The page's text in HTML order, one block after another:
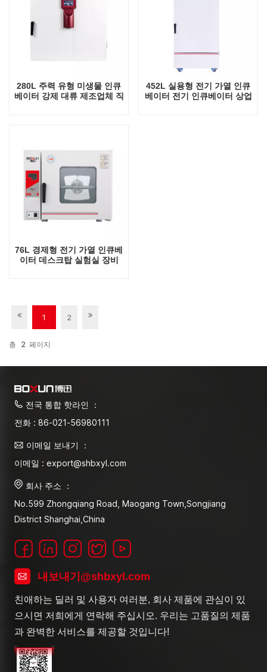
280L 주력 유형 미생물 인큐
베이터 강제 대류 제조업체 직
452L 실용형 전기 가열 인큐
베이터 전기 인큐베이터 상업
76L 경제형 전기 가열 인큐베
이터 데스크탑 실험실 장비
1 2
총 2 페이지
전국 통합 핫라인 ：
전화 : 86-021-56980111
이메일 보내기 ：
이메일 : export@shbxyl.com
회사 주소 ：
No.599 Zhongqiang Road, Maogang Town,Songjiang
District Shanghai,China
내보내기@shbxyl.com
친애하는 딜러 및 사용자 여러분, 회사 제품에 관심이 있
으시면 저희에게 연락해 주십시오. 우리는 고품질의 제품
과 완벽한 서비스를 제공할 것입니다!